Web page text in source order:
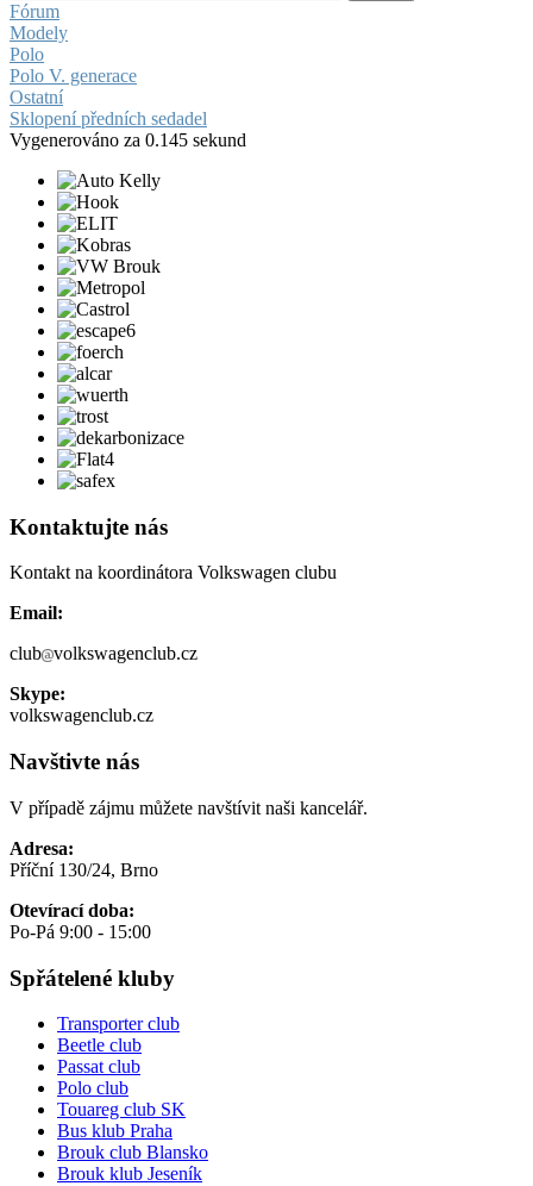
Fórum
Modely
Polo
Polo V. generace
Ostatní
Sklopení předních sedadel
Vygenerováno za 0.145 sekund
Kontaktujte nás
Kontakt na koordinátora Volkswagen clubu
Email:
club volkswagenclub.cz
Skype:
volkswagenclub.cz
Navštivte nás
V případě zájmu můžete navštívit naši kancelář.
Adresa:
Příční 130/24, Brno
Otevírací doba:
Po-Pá 9:00 - 15:00
Spřátelené kluby
Transporter club
Beetle club
Passat club
Polo club
Touareg club SK
Bus klub Praha
Brouk club Blansko
Brouk klub Jeseník